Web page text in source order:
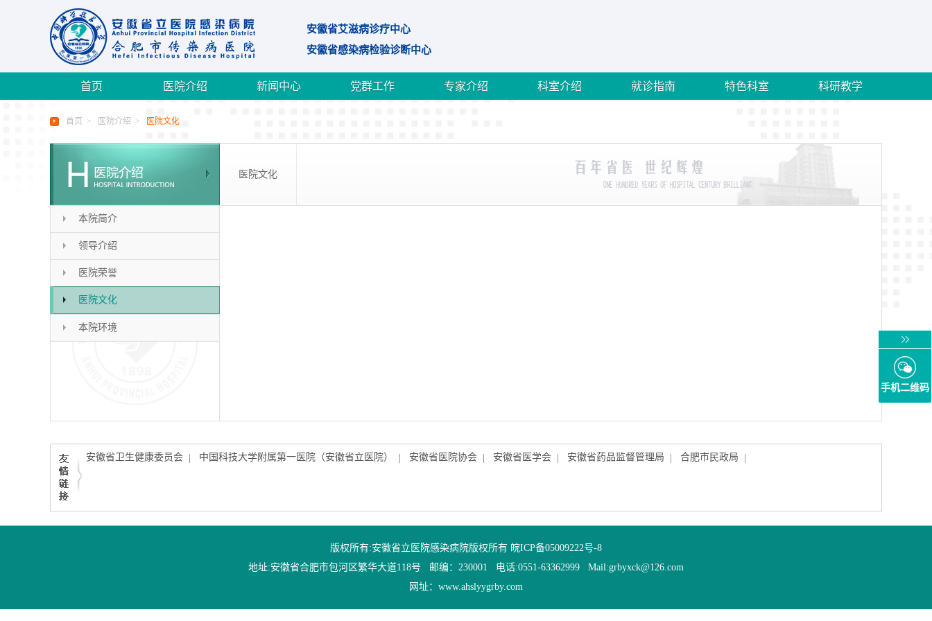
安徽省艾滋病诊疗中心
安徽省感染病检验诊断中心
首页 医院介绍 新闻中心 党群工作 专家介绍 科室介绍 就诊指南 特色科室 科研教学
首页 > 医院介绍 > 医院文化
本院简介
领导介绍
医院荣誉
医院文化
本院环境
医院文化
安徽省卫生健康委员会 中国科技大学附属第一医院（安徽省立医院） 安徽省医院协会 安徽省医学会 安徽省药品监督管理局 合肥市民政局
版权所有:安徽省立医院感染病院版权所有 皖ICP备05009222号-8
地址:安徽省合肥市包河区繁华大道118号 邮编：230001 电话:0551-63362999 Mail:grbyxck@126.com
网址：www.ahslyygrby.com
手机二维码